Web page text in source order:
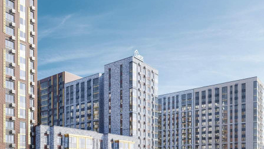
Москва / Московская обл
Получить контакты
Прямая продажа от застройщика! Кладовая номер 150 общей
площадью 3.6 кв. м на -1-м этаже в ЖК «1-й
Ясеневский»[#8354703#]
68 (+3)
Навигация
Характеристики
О помещении
Где находится
Контакты
Другие объявления